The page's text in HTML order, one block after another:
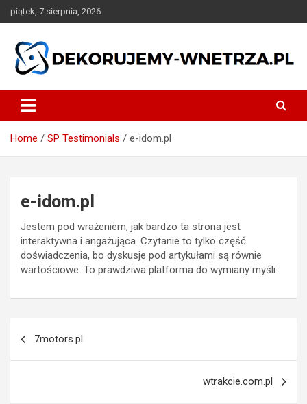
Skip
to
piątek, 7 sierpnia, 2026
dekorujemy-wnetrza.pl
Home SP Testimonials e-idom.pl
e-idom.pl
Jestem pod wrażeniem, jak bardzo ta strona jest
interaktywna i angażująca. Czytanie to tylko część
doświadczenia, bo dyskusje pod artykułami są równie
wartościowe. To prawdziwa platforma do wymiany myśli.
7motors.pl
wtrakcie.com.pl